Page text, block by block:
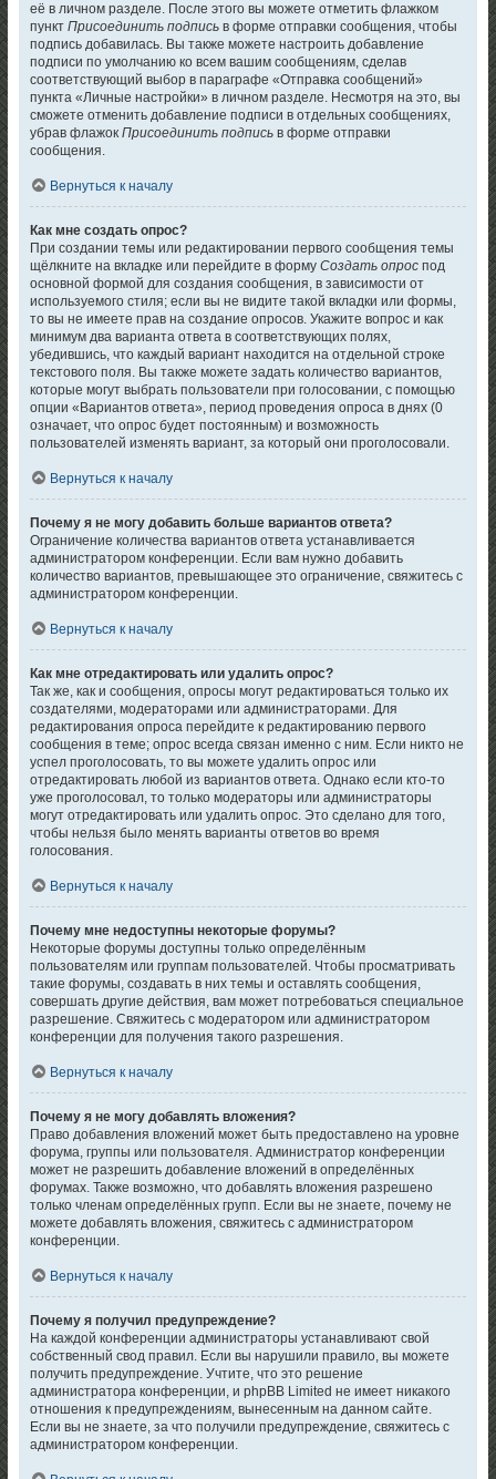
её в личном разделе. После этого вы можете отметить флажком
пунктПрисоединить подпись в форме отправки сообщения, чтобы
подпись добавилась. Вы также можете настроить добавление
подписи по умолчанию ко всем вашим сообщениям, сделав
соответствующий выбор в параграфе «Отправка сообщений»
пункта «Личные настройки» в личном разделе. Несмотря на это, вы
сможете отменить добавление подписи в отдельных сообщениях,
убрав флажокПрисоединить подпись в форме отправки
сообщения.
Вернуться к началу
Как мне создать опрос?
При создании темы или редактировании первого сообщения темы
щёлкните на вкладке или перейдите в формуСоздать опрос под
основной формой для создания сообщения, в зависимости от
используемого стиля; если вы не видите такой вкладки или формы,
то вы не имеете прав на создание опросов. Укажите вопрос и как
минимум два варианта ответа в соответствующих полях,
убедившись, что каждый вариант находится на отдельной строке
текстового поля. Вы также можете задать количество вариантов,
которые могут выбрать пользователи при голосовании, с помощью
опции «Вариантов ответа», период проведения опроса в днях (0
означает, что опрос будет постоянным) и возможность
пользователей изменять вариант, за который они проголосовали.
Вернуться к началу
Почему я не могу добавить больше вариантов ответа?
Ограничение количества вариантов ответа устанавливается
администратором конференции. Если вам нужно добавить
количество вариантов, превышающее это ограничение, свяжитесь с
администратором конференции.
Вернуться к началу
Как мне отредактировать или удалить опрос?
Так же, как и сообщения, опросы могут редактироваться только их
создателями, модераторами или администраторами. Для
редактирования опроса перейдите к редактированию первого
сообщения в теме; опрос всегда связан именно с ним. Если никто не
успел проголосовать, то вы можете удалить опрос или
отредактировать любой из вариантов ответа. Однако если кто-то
уже проголосовал, то только модераторы или администраторы
могут отредактировать или удалить опрос. Это сделано для того,
чтобы нельзя было менять варианты ответов во время
голосования.
Вернуться к началу
Почему мне недоступны некоторые форумы?
Некоторые форумы доступны только определённым
пользователям или группам пользователей. Чтобы просматривать
такие форумы, создавать в них темы и оставлять сообщения,
совершать другие действия, вам может потребоваться специальное
разрешение. Свяжитесь с модератором или администратором
конференции для получения такого разрешения.
Вернуться к началу
Почему я не могу добавлять вложения?
Право добавления вложений может быть предоставлено на уровне
форума, группы или пользователя. Администратор конференции
может не разрешить добавление вложений в определённых
форумах. Также возможно, что добавлять вложения разрешено
только членам определённых групп. Если вы не знаете, почему не
можете добавлять вложения, свяжитесь с администратором
конференции.
Вернуться к началу
Почему я получил предупреждение?
На каждой конференции администраторы устанавливают свой
собственный свод правил. Если вы нарушили правило, вы можете
получить предупреждение. Учтите, что это решение
администратора конференции, и phpBB Limited не имеет никакого
отношения к предупреждениям, вынесенным на данном сайте.
Если вы не знаете, за что получили предупреждение, свяжитесь с
администратором конференции.